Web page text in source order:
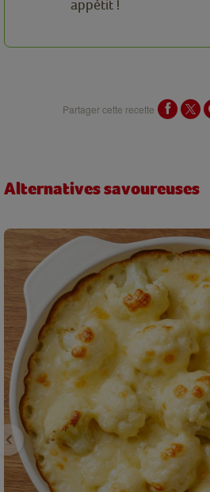
appétit !
Partager cette recette
Alternatives savoureuses